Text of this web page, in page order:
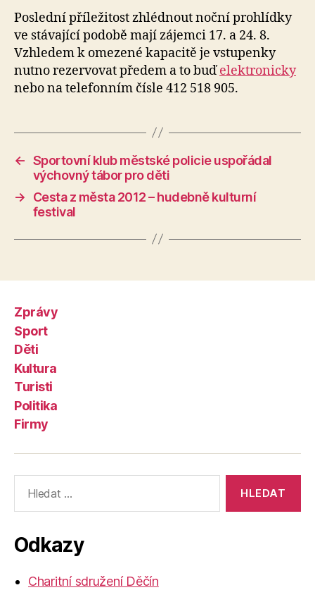
Poslední příležitost zhlédnout noční prohlídky
ve stávající podobě mají zájemci 17. a 24. 8.
Vzhledem k omezené kapacitě je vstupenky
nutno rezervovat předem a to buďelektronicky
nebo na telefonním čísle 412 518 905.
← Sportovní klub městské policie uspořádal
výchovný tábor pro děti
→
Cesta z města 2012 – hudebně kulturní
festival
Zprávy
Sport
Děti
Kultura
Turisti
Politika
Firmy
vyhledávání:
Odkazy
Charitní sdružení Děčín